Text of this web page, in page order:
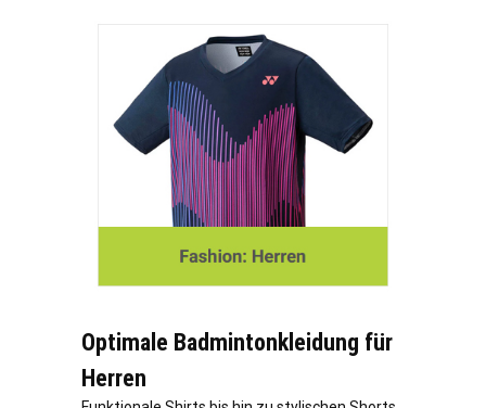
Optimale Badmintonkleidung für
Herren